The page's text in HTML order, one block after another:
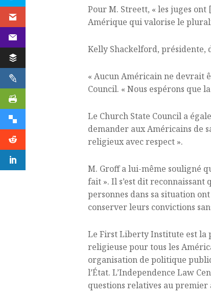
Pour M. Streett, « les juges
Amérique qui valorise le
Kelly Shackelford,
« Aucun Américain ne devrait
Council. « Nous espérons
Le Church State Council a
demander aux Américains de
religieux avec respect ».
M. Groff a lui-même souligné
fait ». Il s’est dit reconnaissant
personnes dans sa situation
conserver leurs convictions
Le First Liberty Institute est la
religieuse pour tous les
organisation de politique
l’État. L’Independence Law
questions relatives au premier